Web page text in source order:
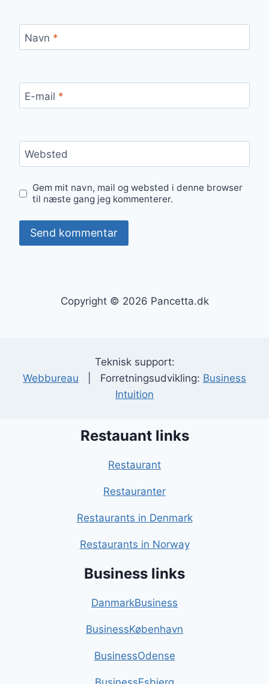
Navn *
E-mail *
Websted
Gem mit navn, mail og websted i denne browser
til næste gang jeg kommenterer.
Copyright © 2026 Pancetta.dk
Teknisk support:
Webbureau | Forretningsudvikling: Business
Intuition
Restauant links
Restaurant
Restauranter
Restaurants in Denmark
Restaurants in Norway
Business links
DanmarkBusiness
BusinessKøbenhavn
BusinessOdense